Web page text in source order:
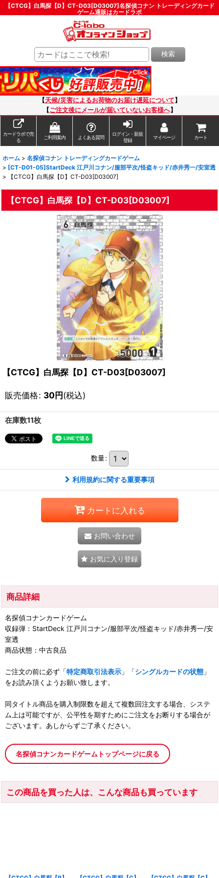
【CTCG】白馬探【D】CT-D03[D03007]名探偵コナン トレーディングカード
ゲーム通販はカードラボ
検索
【天候/災害によるお荷物のお届け遅延について 】
【ご注文後にメールが届いていないお客様へ】
カードラボで売
る
ご利用案内 よくある質問
ログイン・新規
登録
マイページ カート
ホーム > 名探偵コナン トレーディングカードゲーム
> [CT-D01-05]StartDeck 江戸川コナン/服部平次/怪盗キッド/赤井秀一/安室透
>
【CTCG】白馬探【D】CT-D03[D03007]
【CTCG】白馬探【D】CT-D03[D03007]
【CTCG】白馬探【D】CT-D03[D03007]
販売価格: 30円(税込)
在庫数11枚
数量:
利用規約に関する重要事項
カートに入れる
お問い合わせ
お気に入り登録
商品詳細
名探偵コナンカードゲーム
収録弾：StartDeck 江戸川コナン/服部平次/怪盗キッド/赤井秀一/安
室透
商品状態：中古良品
ご注文の前に必ず「特定商取引法表示 」「シングルカードの状態 」
をお読み頂くようお願い致します。
同タイトル商品を購入制限数を超えて複数回注文する場合、システ
ム上は可能ですが、公平性を期すためにご注文をお断りする場合が
ございます。あしからずご了承ください。
名探偵コナンカードゲームトップページに戻る
この商品を買った人は、こんな商品も買っています